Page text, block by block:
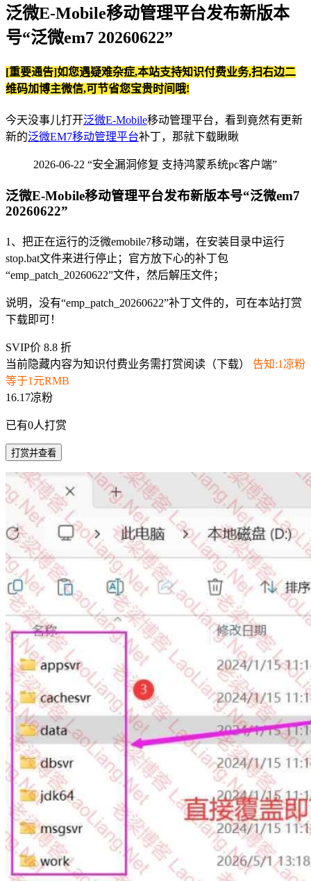
泛微E-Mobile移动管理平台发布新版本
号“泛微em7 20260622”
[重要通告]如您遇疑难杂症,本站支持知识付费业务,扫右边二
维码加博主微信,可节省您宝贵时间哦!
今天没事儿打开泛微E-Mobile移动管理平台，看到竟然有更新
新的泛微EM7移动管理平台补丁，那就下载瞅瞅
2026-06-22 “安全漏洞修复 支持鸿蒙系统pc客户端”
泛微E-Mobile移动管理平台发布新版本号“泛微em7
20260622”
1、把正在运行的泛微emobile7移动端，在安装目录中运行
stop.bat文件来进行停止；官方放下心的补丁包
“emp_patch_20260622”文件，然后解压文件；
说明，没有“emp_patch_20260622”补丁文件的，可在本站打赏
下载即可！
SVIP价 8.8 折
当前隐藏内容为知识付费业务需打赏阅读（下载） 告知:1凉粉
等于1元RMB
16.17凉粉
已有0人打赏
打赏并查看